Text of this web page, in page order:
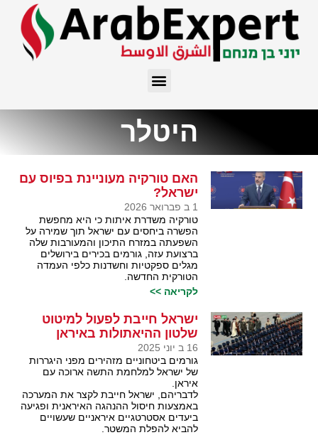
היטלר
האם טורקיה מעוניינת בפיוס עם
ישראל?
1 ב פברואר 2026
טורקיה משדרת איתות כי היא מחפשת
הפשרה ביחסים עם ישראל תוך שמירה על
השפעתה במזרח התיכון והמעורבות שלה
ברצועת עזה, גורמים בכירים בירושלים
מגלים ספקטיות וחשדנות כלפי העמדה
הטורקית החדשה.
לקריאה >>
ישראל חייבת לפעול למיטוט
שלטון ההיאתולות באיראן
16 ב יוני 2025
גורמים ביטחוניים מזהירים מפני היגררות
של ישראל למלחמת התשה ארוכה עם
איראן.
לדבריהם, ישראל חייבת לקצר את המערכה
באמצעות חיסול ההנהגה האיראנית ופגיעה
ביעדים אסטרטגיים איראניים שעשויים
להביא להפלת המשטר.